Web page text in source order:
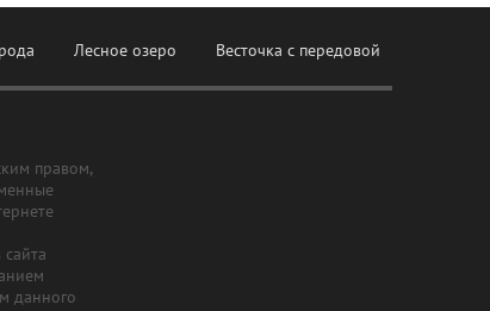
Лесное озеро Весточка с передовой
правом,
данного